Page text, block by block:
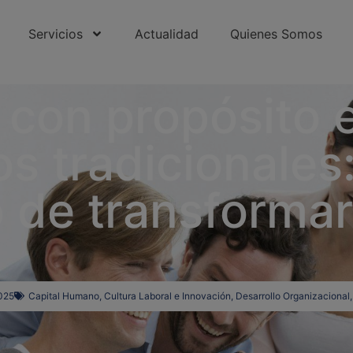
Servicios Actualidad Quienes Somos
propósito
de
Capital Humano Cultura Laboral e Innovación Desarrollo Organizacional